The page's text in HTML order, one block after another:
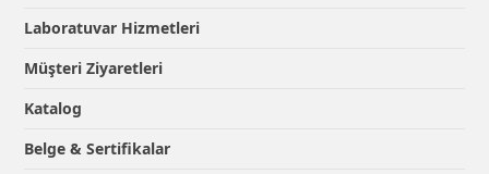
Laboratuvar Hizmetleri
Müşteri Ziyaretleri
Katalog
Belge & Sertifikalar